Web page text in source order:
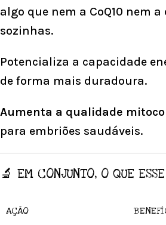
algo que nem a CoQ10 nem
sozinhas.
Potencializa a capacidade
de forma mais duradoura.
Aumenta a qualidade
para embriões saudáveis.
🔬 EM CONJUNTO, O QUE
AÇÃO